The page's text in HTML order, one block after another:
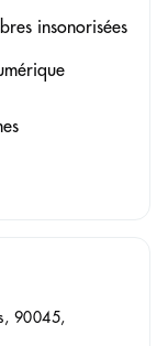
insonorisées
90045,